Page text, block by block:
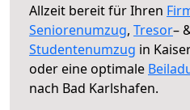
Allzeit bereit für Ihren
Seniorenumzug, Tresor–
Studentenumzug in
oder eine optimale
nach Bad Karlshafen.